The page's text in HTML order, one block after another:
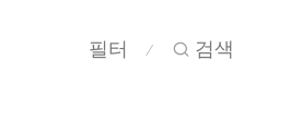
필터 ⁄ 검색